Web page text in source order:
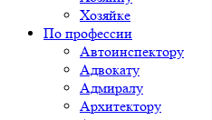
Хозяйке
По профессии
Автоинспектору
Адвокату
Адмиралу
Архитектору